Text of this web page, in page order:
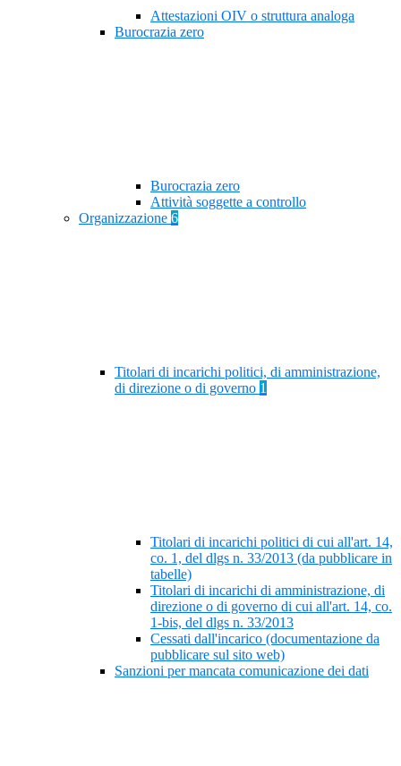
Attestazioni OIV o struttura analoga
Burocrazia zero
Burocrazia zero
Attività soggette a controllo
Organizzazione 6
Titolari di incarichi politici, di amministrazione,
di direzione o di governo 1
Titolari di incarichi politici di cui all'art. 14,
co. 1, del dlgs n. 33/2013 (da pubblicare in
tabelle)
Titolari di incarichi di amministrazione, di
direzione o di governo di cui all'art. 14, co.
1-bis, del dlgs n. 33/2013
Cessati dall'incarico (documentazione da
pubblicare sul sito web)
Sanzioni per mancata comunicazione dei dati